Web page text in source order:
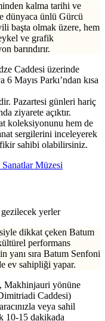
kalma tarihi ve
dünyaca ünlü Gürcü
başta olmak üzere, hem
ve grafik
barındırır.
Caddesi üzerinde
Mayıs Parkı’ndan kısa
Pazartesi günleri hariç
ziyarete açıktır.
koleksiyonunu hem de
sergilerini inceleyerek
fikir sahibi olabilirsiniz.
Müzesi
dikkat çeken Batum
performans
yanı sıra Batum Senfoni
ev sahipliği yapar.
Makhinjauri yönüne
Caddesi)
veya sahil
10-15 dakikada